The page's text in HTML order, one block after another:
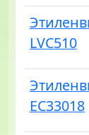
LVC510
EC33018